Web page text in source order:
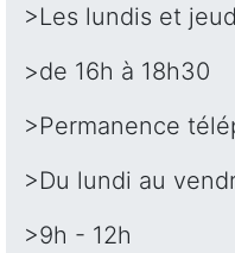
>Les lundis et
>de 16h à 18h30
>Permanence
>Du lundi au
>9h - 12h